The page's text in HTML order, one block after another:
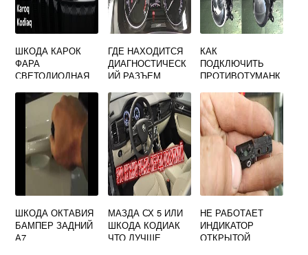
ШКОДА КАРОК
ФАРА
СВЕТОДИОДНАЯ
ГДЕ НАХОДИТСЯ
ДИАГНОСТИЧЕСК
ИЙ РАЗЪЕМ
КАК
ПОДКЛЮЧИТЬ
ПРОТИВОТУМАНК
OCTAVIA A5
РЕСТАЙЛИНГ
ШКОДА ОКТАВИЯ
БАМПЕР ЗАДНИЙ
А7
МАЗДА СХ 5 ИЛИ
ШКОДА КОДИАК
ЧТО ЛУЧШЕ
НЕ РАБОТАЕТ
ИНДИКАТОР
ОТКРЫТОЙ